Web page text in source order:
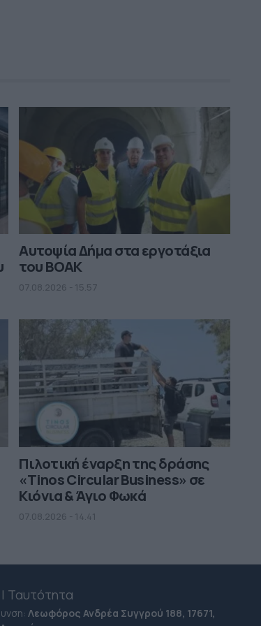
Αυτοψία Δήμα στα εργοτάξια
του ΒΟΑΚ
07.08.2026 - 15.57
Πιλοτική έναρξη της δράσης
«Tinos Circular Business» σε
Κιόνια & Άγιο Φωκά
07.08.2026 - 14.41
Ταυτότητα
Λεωφόρος Ανδρέα Συγγρού 188, 17671,